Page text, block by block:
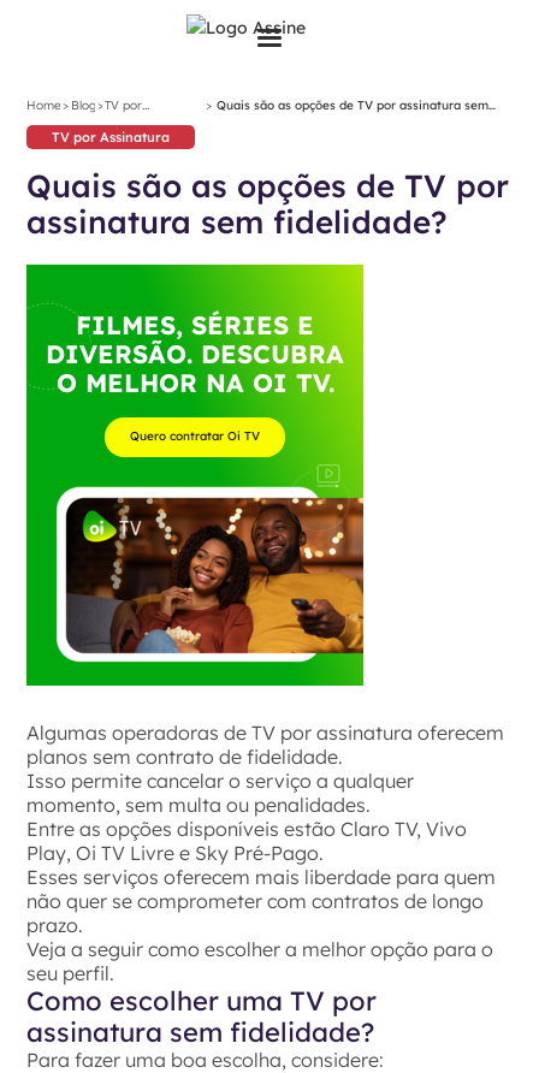
Home> Blog>TV por
Assinatura
> Quais são as opções de TV por assinatura sem
TV por Assinatura
Quais são as opções de TV por
assinatura sem fidelidade?
FILMES, SÉRIES E
DIVERSÃO. DESCUBRA
O MELHOR NA OI TV.
Quero contratar Oi TV
Algumas operadoras de TV por assinatura oferecem
planos sem contrato de fidelidade.
Isso permite cancelar o serviço a qualquer
momento, sem multa ou penalidades.
Entre as opções disponíveis estão Claro TV, Vivo
Play, Oi TV Livre e Sky Pré-Pago.
Esses serviços oferecem mais liberdade para quem
não quer se comprometer com contratos de longo
prazo.
Veja a seguir como escolher a melhor opção para o
seu perfil.
Como escolher uma TV por
assinatura sem fidelidade?
Para fazer uma boa escolha, considere: